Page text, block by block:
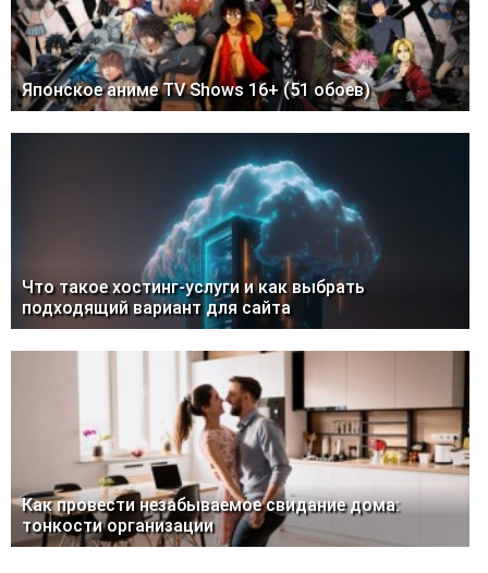
Японское аниме TV Shows 16+ (51 обоев)
Что такое хостинг-услуги и как выбрать
подходящий вариант для сайта
Как провести незабываемое свидание дома:
тонкости организации